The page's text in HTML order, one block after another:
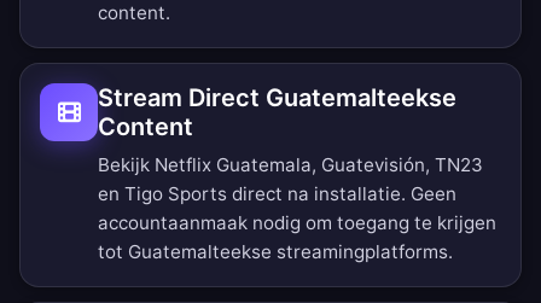
content.
Stream Direct Guatemalteekse
Content
Bekijk Netflix Guatemala, Guatevisión, TN23
en Tigo Sports direct na installatie. Geen
accountaanmaak nodig om toegang te krijgen
tot Guatemalteekse streamingplatforms.